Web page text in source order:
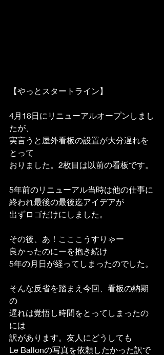
【やっとスタートライン】
4月18日にリニューアルオープンしまし
たが、
実言うと屋外看板の設置が大分遅れを
とって
おりました。2枚目は以前の看板です。
5年前のリニューアル当時は他の仕事に
終われ最後の最後迄アイデアが
出ずロゴだけにしました。
その後、あ！こここうすりゃー
良かったのにーを抱き続け
5年の月日が経ってしまったのでした。
そんな反省を踏まえ今回、看板の納期
の
遅れは覚悟し時間をとってしまったの
には
訳があります。友人にどうしても
Le Ballonの写真を依頼したかった訳で